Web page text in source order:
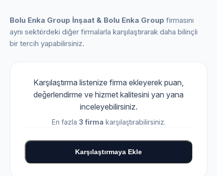
Bolu Enka Group İnşaat & Bolu Enka Group firmasını
aynı sektördeki diğer firmalarla karşılaştırarak daha bilinçli
bir tercih yapabilirsiniz.
Karşılaştırma listenize firma ekleyerek puan,
değerlendirme ve hizmet kalitesini yan yana
inceleyebilirsiniz.
En fazla 3 firma karşılaştırabilirsiniz.
Karşılaştırmaya Ekle